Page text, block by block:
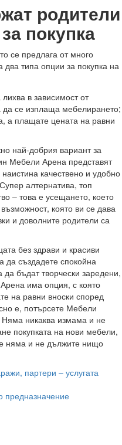
родители
покупка
се предлага от много
типа опции за покупка на
в зависимост от
да се изплаща мебелирането;
а плащате цената на равни
най-добрия вариант за
Мебели Арена представят
качествено и удобно
алтернатива, топ
– това е усещането, което
която ви се дава
и доволните родители са
без здрави и красиви
да създадете спокойна
да бъдат творчески заредени,
има опция, с която
на равни вноски според
е, потърсете Мебели
Няма никаква измама и не
покупката на нови мебели,
няма и не дължите нищо
партери – услугата
предназначение